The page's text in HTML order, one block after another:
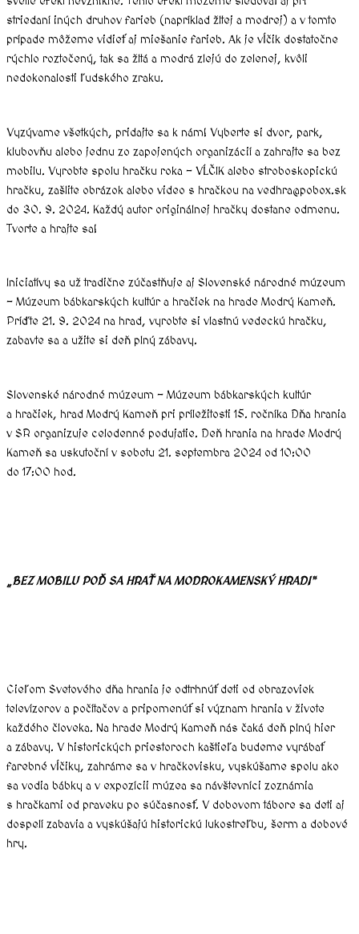
striedaní iných druhov farieb (napríklad žltej a modrej) a v tomto
prípade môžeme vidieť aj miešanie farieb. Ak je vĺčik dostatočne
rýchlo roztočený, tak sa žltá a modrá zlejú do zelenej, kvôli
nedokonalosti ľudského zraku.
Vyzývame všetkých, pridajte sa k nám! Vyberte si dvor, park,
klubovňu alebo jednu zo zapojených organizácií a zahrajte sa bez
mobilu. Vyrobte spolu hračku roka – VĹČIK alebo stroboskopickú
hračku, zašlite obrázok alebo video s hračkou na vedhra@pobox.sk
do 30. 9. 2024. Každý autor originálnej hračky dostane odmenu.
Tvorte a hrajte sa!
Iniciatívy sa už tradične zúčastňuje aj Slovenské národné múzeum
– Múzeum bábkarských kultúr a hračiek na hrade Modrý Kameň.
Príďte 21. 9. 2024 na hrad, vyrobte si vlastnú vedeckú hračku,
zabavte sa a užite si deň plný zábavy.
Slovenské národné múzeum – Múzeum bábkarských kultúr
a hračiek, hrad Modrý Kameň pri príležitosti 15. ročníka Dňa hrania
v SR organizuje celodenné podujatie. Deň hrania na hrade Modrý
Kameň sa uskutoční v sobotu 21. septembra 2024 od 10:00
do 17:00 hod.
„BEZ MOBILU POĎ SA HRAŤ NA MODROKAMENSKÝ HRAD!“
Cieľom Svetového dňa hrania je odtrhnúť deti od obrazoviek
televízorov a počítačov a pripomenúť si význam hrania v živote
každého človeka. Na hrade Modrý Kameň nás čaká deň plný hier
a zábavy. V historických priestoroch kaštieľa budeme vyrábať
farebné vĺčiky, zahráme sa v hračkovisku, vyskúšame spolu ako
sa vodia bábky a v expozícii múzea sa návštevníci zoznámia
s hračkami od praveku po súčasnosť. V dobovom tábore sa deti aj
dospelí zabavia a vyskúšajú historickú lukostreľbu, šerm a dobové
hry.